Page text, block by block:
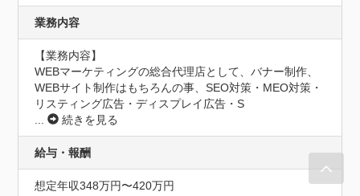
業務内容
【業務内容】
WEBマーケティングの総合代理店として、バナー制作、
WEBサイト制作はもちろんの事、SEO対策・MEO対策・
リスティング広告・ディスプレイ広告・S
...
続きを見る
給与・報酬
想定年収348万円〜420万円